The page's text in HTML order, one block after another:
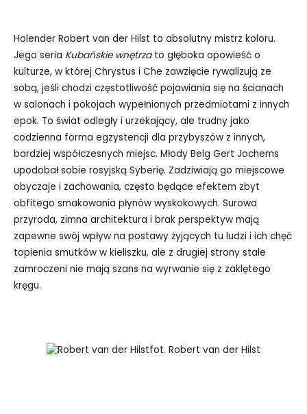
Holender Robert van der Hilst to absolutny mistrz koloru.
Jego seria Kubańskie wnętrzato głęboka opowieść o
kulturze, w której Chrystus i Che zawzięcie rywalizują ze
sobą, jeśli chodzi częstotliwość pojawiania się na ścianach
w salonach i pokojach wypełnionych przedmiotami z innych
epok. To świat odległy i urzekający, ale trudny jako
codzienna forma egzystencji dla przybyszów z innych,
bardziej współczesnych miejsc. Młody Belg Gert Jochems
upodobał sobie rosyjską Syberię. Zadziwiają go miejscowe
obyczaje i zachowania, często będące efektem zbyt
obfitego smakowania płynów wyskokowych. Surowa
przyroda, zimna architektura i brak perspektyw mają
zapewne swój wpływ na postawy żyjących tu ludzi i ich chęć
topienia smutków w kieliszku, ale z drugiej strony stale
zamroczeni nie mają szans na wyrwanie się z zaklętego
kręgu.
fot. Robert van der Hilst